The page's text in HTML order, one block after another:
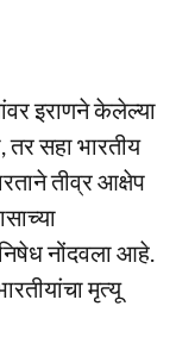
इराणने केलेल्या
तर सहा भारतीय
तीव्र आक्षेप
नोंदवला आहे.
मृत्यू